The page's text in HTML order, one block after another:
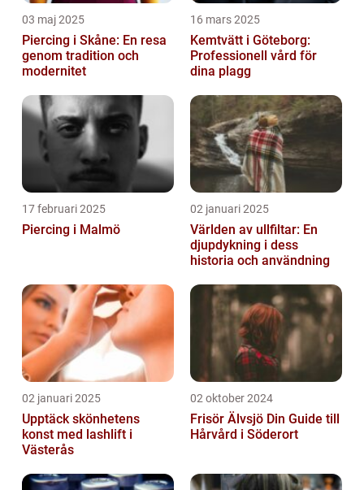
03 maj 2025
Piercing i Skåne: En resa
genom tradition och
modernitet
16 mars 2025
Kemtvätt i Göteborg:
Professionell vård för
dina plagg
17 februari 2025
Piercing i Malmö
02 januari 2025
Världen av ullfiltar: En
djupdykning i dess
historia och användning
02 januari 2025
Upptäck skönhetens
konst med lashlift i
Västerås
02 oktober 2024
Frisör Älvsjö Din Guide till
Hårvård i Söderort